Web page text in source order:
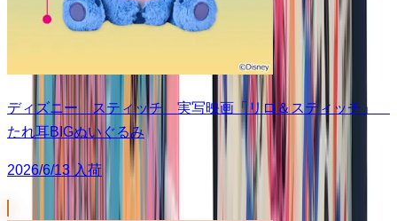
ディズニー スティッチ 実写映画「リロ＆スティッチ」
たれ耳BIGぬいぐるみ
2026/6/13 入荷